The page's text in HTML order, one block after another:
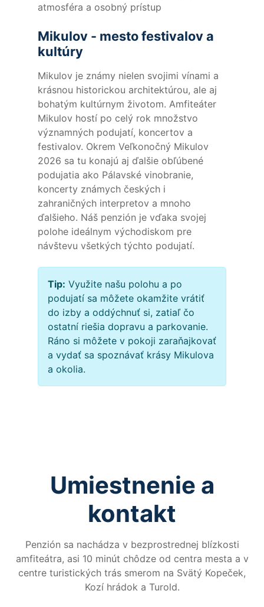
atmosféra a osobný prístup
Mikulov - mesto festivalov a
kultúry
Mikulov je známy nielen svojimi vínami a
krásnou historickou architektúrou, ale aj
bohatým kultúrnym životom. Amfiteáter
Mikulov hostí po celý rok množstvo
významných podujatí, koncertov a
festivalov. Okrem Veľkonočný Mikulov
2026 sa tu konajú aj ďalšie obľúbené
podujatia ako Pálavské vinobranie,
koncerty známych českých i
zahraničných interpretov a mnoho
ďalšieho. Náš penzión je vďaka svojej
polohe ideálnym východiskom pre
návštevu všetkých týchto podujatí.
Tip: Využite našu polohu a po
podujatí sa môžete okamžite vrátiť
do izby a oddýchnuť si, zatiaľ čo
ostatní riešia dopravu a parkovanie.
Ráno si môžete v pokoji zaraňajkovať
a vydať sa spoznávať krásy Mikulova
a okolia.
Umiestnenie a
kontakt
Penzión sa nachádza v bezprostrednej blízkosti
amfiteátra, asi 10 minút chôdze od centra mesta a v
centre turistických trás smerom na Svätý Kopeček,
Kozí hrádok a Turold.